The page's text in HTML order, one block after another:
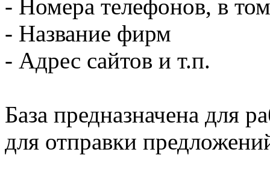
- Номера телефонов, в
- Название фирм
- Адрес сайтов и т.п.
База предназначена для
для отправки